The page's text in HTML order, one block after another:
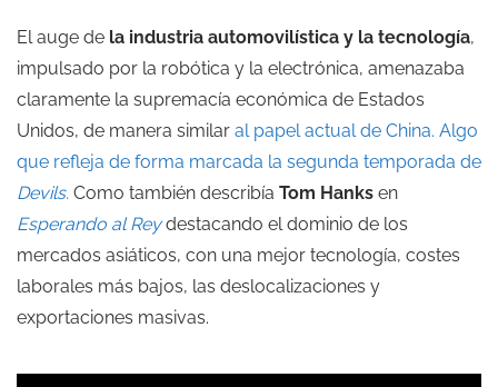
El auge de la industria automovilística y la tecnología,
impulsado por la robótica y la electrónica, amenazaba
claramente la supremacía económica de Estados
Unidos, de manera similar al papel actual de China. Algo
que refleja de forma marcada la segunda temporada de
Devils. Como también describía Tom Hanks en
Esperando al Reydestacando el dominio de los
mercados asiáticos, con una mejor tecnología, costes
laborales más bajos, las deslocalizaciones y
exportaciones masivas.